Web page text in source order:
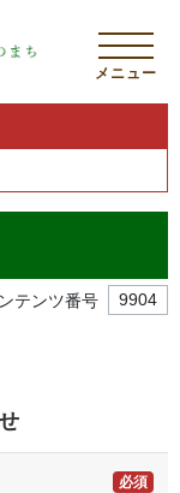
メニュー
テンツ番号 9904
必須